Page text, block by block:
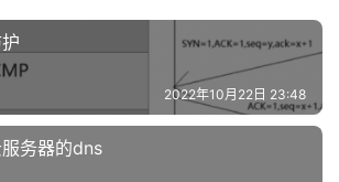
2022年10月22日 23:48
务器的dns